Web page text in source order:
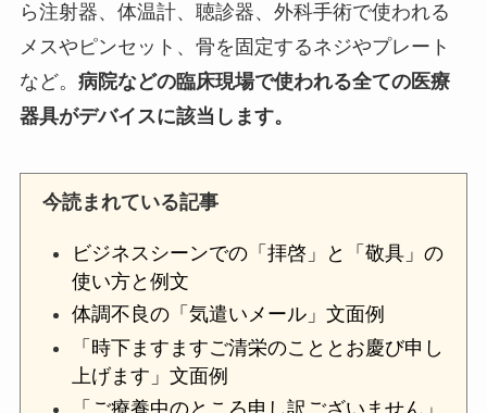
ら注射器、体温計、聴診器、外科手術で使われる
メスやピンセット、骨を固定するネジやプレート
など。 病院などの臨床現場で使われる全ての医療
器具がデバイスに該当します。
今読まれている記事
ビジネスシーンでの「拝啓」と「敬具」の
使い方と例文
体調不良の「気遣いメール」文面例
「時下ますますご清栄のこととお慶び申し
上げます」文面例